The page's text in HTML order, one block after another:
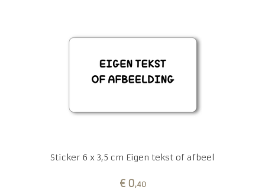
Sticker 6 x 3,5 cm Eigen tekst of afbeel
€ 0,40